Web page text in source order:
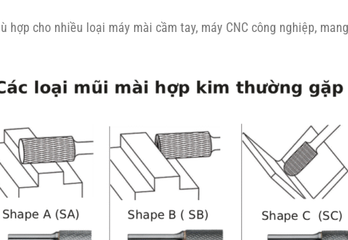
hợp cho nhiều loại máy mài cầm tay, máy CNC công nghiệp,